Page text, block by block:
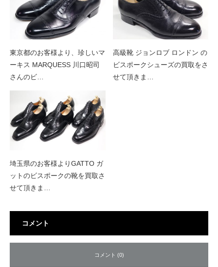
東京都のお客様より、珍しいマ
ーキス MARQUESS 川口昭司
さんのビ…
高級靴 ジョンロブ ロンドン の
ビスポークシューズの買取をさ
せて頂きま…
埼玉県のお客様よりGATTO ガ
ットのビスポークの靴を買取さ
せて頂きま…
コメント
コメント (0)